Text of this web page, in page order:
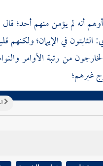
أنه لم يؤمن منهم أحد؛
الثابتون في الإيمان؛ ولكنهم
من رتبة الأوامر
غيرهم؛